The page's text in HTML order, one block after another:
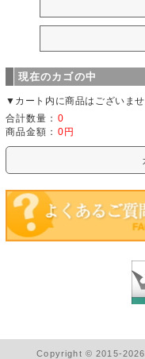
現在のカゴの中
▼カート内に商品はございませ
合計数量： 0
商品金額： 0円
Copyright © 2015-